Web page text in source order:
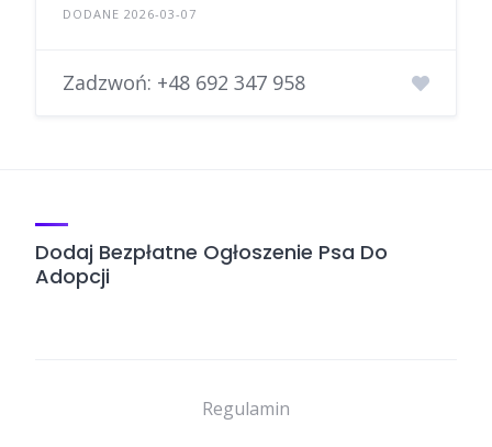
DODANE 2026-03-07
Zadzwoń: +48 692 347 958
Dodaj Bezpłatne Ogłoszenie Psa Do
Adopcji
Regulamin